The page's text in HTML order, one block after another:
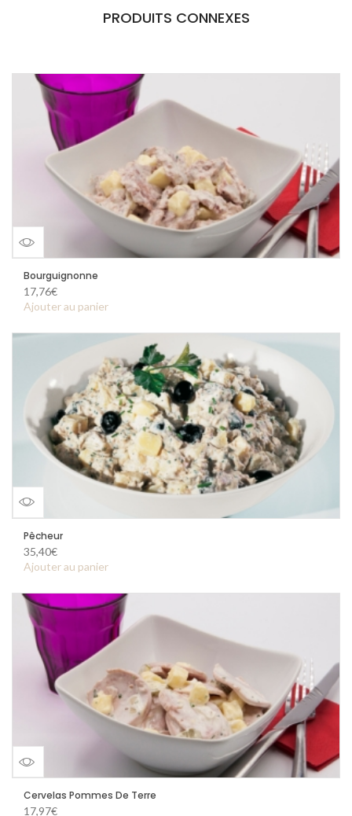
PRODUITS CONNEXES
Vue
d'ensemble
Bourguignonne
17,76€
Ajouter au panier
Vue
d'ensemble
Pêcheur
35,40€
Ajouter au panier
Vue
Cervelas Pommes De Terre
17,97€